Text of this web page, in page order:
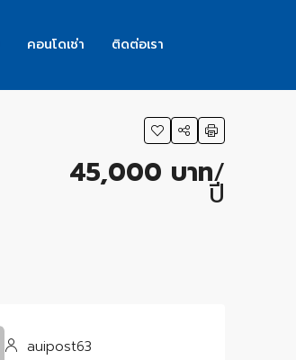
คอนโดเช่า ติดต่อเรา
45,000 บาท/
ปี
auipost63